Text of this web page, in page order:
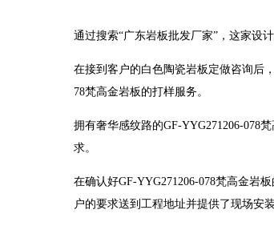
通过搜索“广东岩板批发厂家”，这家设
在接到客户的白色陶瓷岩板定做咨询后
78梵高金岩板的打样服务。
拥有奢华感纹路的GF-YYG271206-078
求。
在确认好GF-YYG271206-078梵高金岩
户的要求送到工程地址并提供了现场安装